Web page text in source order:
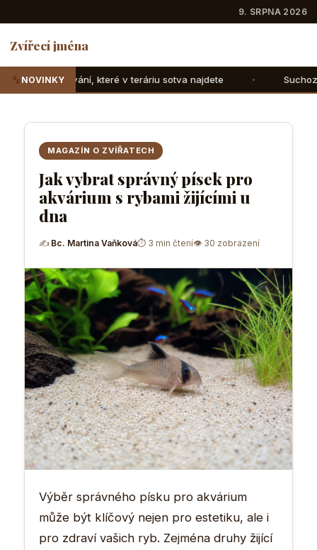
9. SRPNA 2026
Zvířecí jména
NOVINKY
v teráriu sotva najdete Suchozemské želvy: Jak
MAGAZÍN O ZVÍŘATECH
Jak vybrat správný písek pro
akvárium s rybami žijícími u
dna
✍ Bc. Martina Vaňková⏱ 3 min čtení👁 30 zobrazení
Výběr správného písku pro akvárium
může být klíčový nejen pro estetiku, ale i
pro zdraví vašich ryb. Zejména druhy žijící